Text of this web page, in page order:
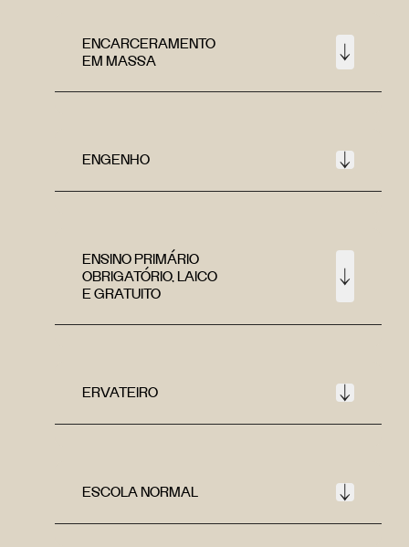
ENCARCERAMENTO
EM MASSA
ENGENHO
ENSINO PRIMÁRIO
OBRIGATÓRIO, LAICO
E GRATUITO
ERVATEIRO
ESCOLA NORMAL